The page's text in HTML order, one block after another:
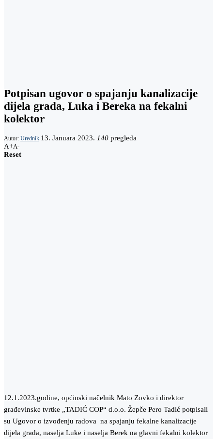
Potpisan ugovor o spajanju kanalizacije
dijela grada, Luka i Bereka na fekalni
kolektor
Autor: Urednik 13. Januara 2023. 140 pregleda
A+A-
Reset
12.1.2023.godine, općinski načelnik Mato Zovko i direktor
građevinske tvrtke „TADIĆ COP“ d.o.o. Žepče Pero Tadić potpisali
su Ugovor o izvođenju radova na spajanju fekalne kanalizacije
dijela grada, naselja Luke i naselja Berek na glavni fekalni kolektor